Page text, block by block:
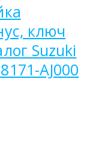
ключ
Suzuki
AJ000